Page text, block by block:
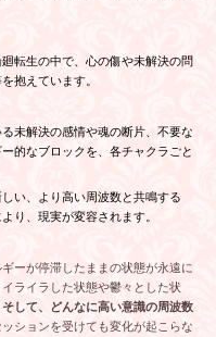
転生の中で、心の傷や未解決の問
抱えています。
未解決の感情や魂の断片、不要な
的なブロックを、各チャクラごと
い、より高い周波数と共鳴する
り、現実が変容されます。
ーが停滞したままの状態が永遠に
ライラした状態や鬱々とした状
そして、どんなに高い意識の周波数
ションを受けても変化が起こらな